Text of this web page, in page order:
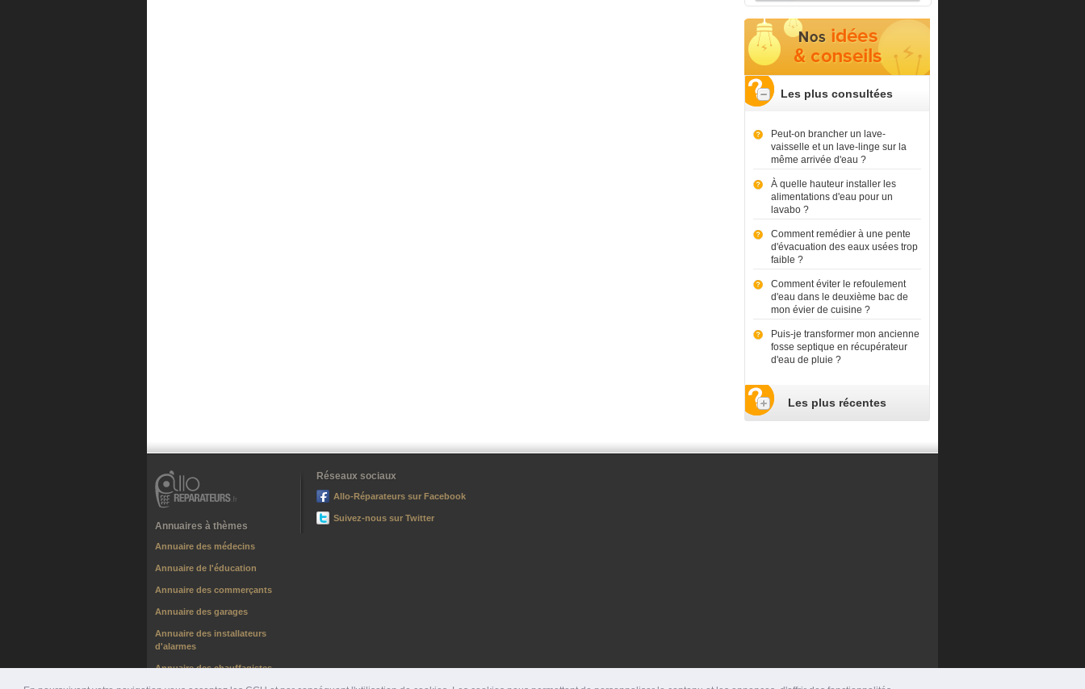
Les plus consultées
Peut-on brancher un lave-
vaisselle et un lave-linge sur la
même arrivée d'eau ?
À quelle hauteur installer les
alimentations d'eau pour un
lavabo ?
Comment remédier à une pente
d'évacuation des eaux usées trop
faible ?
Comment éviter le refoulement
d'eau dans le deuxième bac de
mon évier de cuisine ?
Puis-je transformer mon ancienne
fosse septique en récupérateur
d'eau de pluie ?
Les plus récentes
Annuaires à thèmes
Annuaire des médecins
Annuaire de l'éducation
Annuaire des commerçants
Annuaire des garages
Annuaire des installateurs
d'alarmes
Annuaire des chauffagistes
Réseaux sociaux
Allo-Réparateurs sur Facebook
Suivez-nous sur Twitter